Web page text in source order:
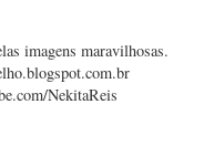
imagens maravilhosas.
NekitaReis